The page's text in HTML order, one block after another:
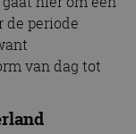
de periode
van dag tot